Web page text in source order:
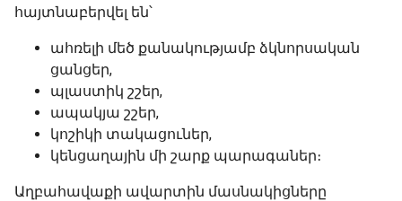
հայտնաբերվել են՝
ահռելի մեծ քանակությամբ ձկնորսական
ցանցեր,
պլաստիկ շշեր,
ապակյա շշեր,
կոշիկի տակացուներ,
կենցաղային մի շարք պարագաներ։
Աղբահավաքի ավարտին մասնակիցները